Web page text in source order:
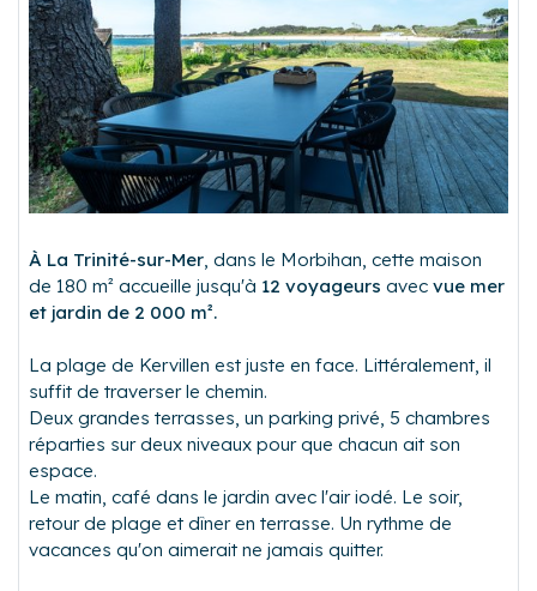
À La Trinité-sur-Mer , dans le Morbihan, cette maison
de 180 m² accueille jusqu'à 12 voyageurs avec vue mer
et jardin de 2 000 m².
La plage de Kervillen est juste en face. Littéralement, il
suffit de traverser le chemin.
Deux grandes terrasses, un parking privé, 5 chambres
réparties sur deux niveaux pour que chacun ait son
espace.
Le matin, café dans le jardin avec l'air iodé. Le soir,
retour de plage et dîner en terrasse. Un rythme de
vacances qu'on aimerait ne jamais quitter.